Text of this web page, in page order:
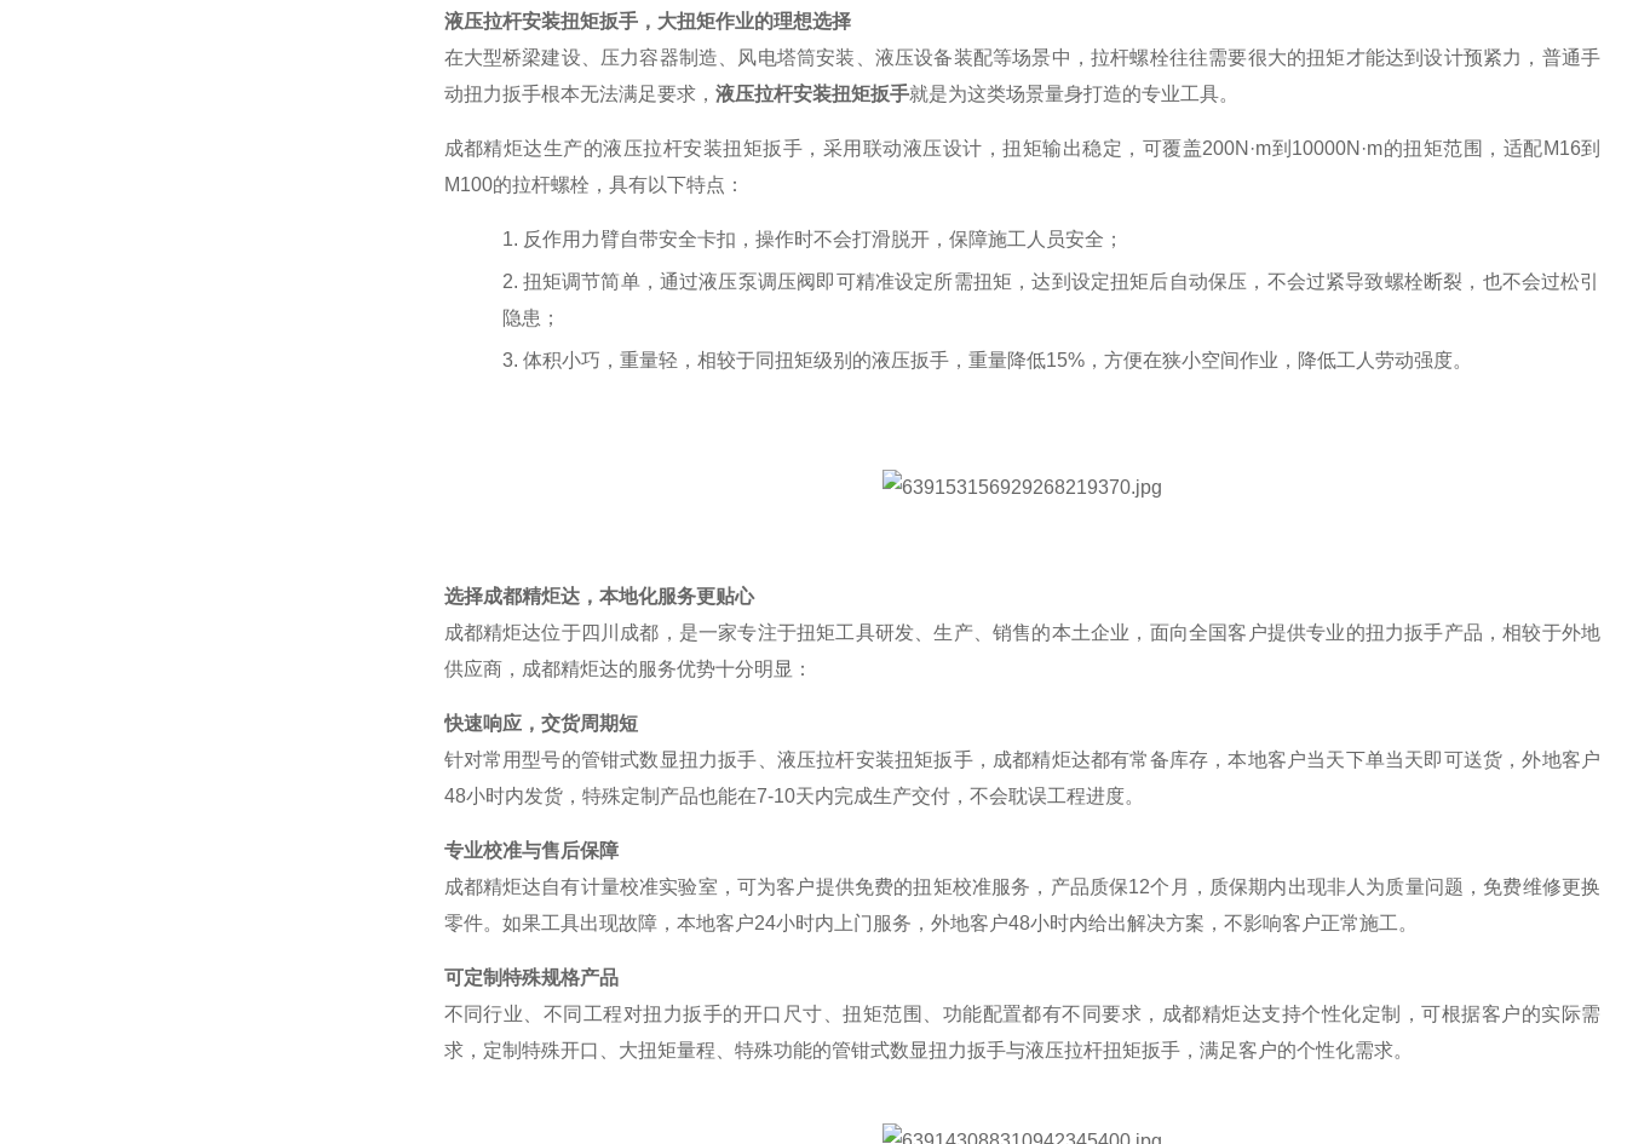
液压拉杆安装扭矩扳手，大扭矩作业的理想选择
在大型桥梁建设、压力容器制造、风电塔筒安装、液压设备装配等场景中，拉杆螺栓往往需要很大的扭矩才能达到设计预紧力，普通手
动扭力扳手根本无法满足要求， 液压拉杆安装扭矩扳手就是为这类场景量身打造的专业工具。
成都精炬达生产的液压拉杆安装扭矩扳手，采用联动液压设计，扭矩输出稳定，可覆盖200N·m到 10000N·m的扭矩范围，适配M16到
M100的拉杆螺栓，具有以下特点：
1. 反作用力臂自带安全卡扣，操作时不会打滑脱开，保障施工人员安全；
2. 扭矩调节简单，通过液压泵调压阀即可精准设定所需扭矩，达到设定扭矩后自动保压，不会过紧导致螺栓断裂，也不会过松引发
隐患；
3. 体积小巧，重量轻，相较于同扭矩级别的液压扳手，重量降低15%，方便在狭小空间作业，降低工人劳动强度。
选择成都精炬达，本地化服务更贴心
成都精炬达位于四川成都，是一家专注于扭矩工具研发、生产、销售的本土企业，面向全国客户提供专业的扭力扳手产品，相较于外地
供应商，成都精炬达的服务优势十分明显：
快速响应，交货周期短
针对常用型号的管钳式数显扭力扳手、液压拉杆安装扭矩扳手，成都精炬达都有常备库存，本地客户当天下单当天即可送货，外地客户
48小时内发货，特殊定制产品也能在7-10天内完成生产交付，不会耽误工程进度。
专业校准与售后保障
成都精炬达自有计量校准实验室，可为客户提供免费的扭矩校准服务，产品质保12个月，质保期内出现非人为质量问题，免费维修更换
零件。如果工具出现故障，本地客户24小时内上门服务，外地客户48小时内给出解决方案，不影响客户正常施工。
可定制特殊规格产品
不同行业、不同工程对扭力扳手的开口尺寸、扭矩范围、功能配置都有不同要求，成都精炬达支持个性化定制，可根据客户的实际需
求，定制特殊开口、大扭矩量程、特殊功能的管钳式数显扭力扳手与液压拉杆扭矩扳手，满足客户的个性化需求。